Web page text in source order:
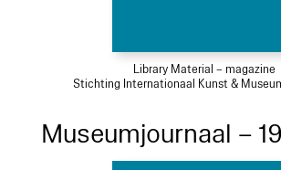
Library Material – magazine
Stichting Internationaal Kunst &
Museumjournaal –